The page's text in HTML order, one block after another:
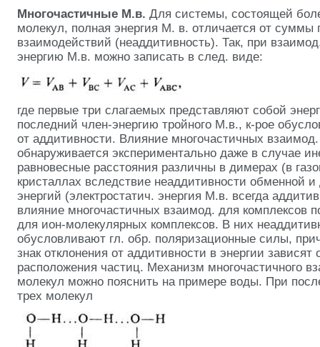
Многочастичные М.в. Для системы, состоящей
молекул, полная энергия М. в. отличается от суммы
взаимодействий (неаддитивность). Так, при
энергию М.в. можно записать в след. виде:
где первые три слагаемых представляют собой
последний член-энергию тройного М.в., к-рое
от аддитивности. Влияние многочастичных
обнаруживается экспериментально даже в случае
равновесные расстояния различны в димерах (в
кристаллах вследствие неаддитивности обменной
энергий (электростатич. энергия М.в. всегда
влияние многочастичных взаимод. для комплексов
для ион-молекулярных комплексов. В них
обусловливают гл. обр. поляризационные силы,
знак отклонения от аддитивности в энергии зависят
расположения частиц. Механизм многочастичного
молекул можно пояснить на примере воды. При
трех молекул